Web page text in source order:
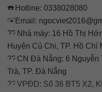
Hotline: 0338028080
Email:
Nhà máy: 16 Hồ Thị
Huyện Củ Chi, TP. Hồ Chí
CN Đà Nẵng: 6 Nguyễn
Trà, TP. Đà Nẵng
VPĐD: Số 36 BT5 X2,